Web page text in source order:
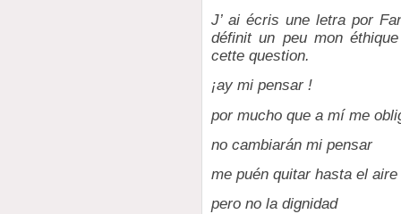
J’ ai écris une letra por
définit un peu mon
cette question.
¡ay mi pensar !
por mucho que a mí me
no cambiarán mi pensar
me puén quitar hasta el aire
pero no la dignidad